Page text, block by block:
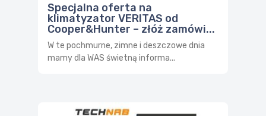
Specjalna oferta na
klimatyzator VERITAS od
Cooper&Hunter – złóż zamówi...
W te pochmurne, zimne i deszczowe dnia
mamy dla WAS świetną informa...